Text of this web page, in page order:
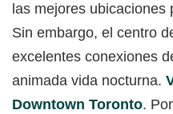
las mejores ubicaciones
Sin embargo, el centro
excelentes conexiones
animada vida nocturna.
Downtown Toronto.